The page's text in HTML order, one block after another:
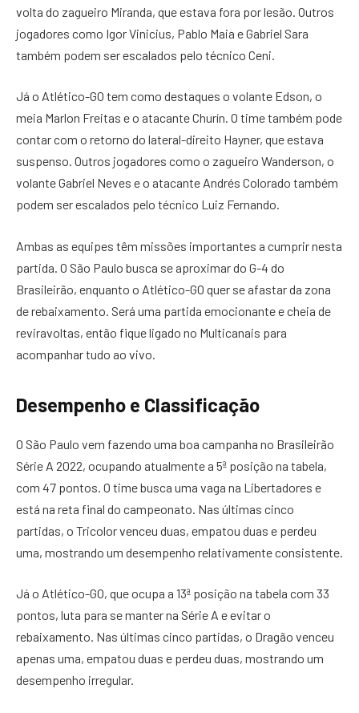
volta do zagueiro Miranda, que estava fora por lesão. Outros
jogadores como Igor Vinicius, Pablo Maia e Gabriel Sara
também podem ser escalados pelo técnico Ceni.
Já o Atlético-GO tem como destaques o volante Edson, o
meia Marlon Freitas e o atacante Churín. O time também pode
contar com o retorno do lateral-direito Hayner, que estava
suspenso. Outros jogadores como o zagueiro Wanderson, o
volante Gabriel Neves e o atacante Andrés Colorado também
podem ser escalados pelo técnico Luiz Fernando.
Ambas as equipes têm missões importantes a cumprir nesta
partida. O São Paulo busca se aproximar do G-4 do
Brasileirão, enquanto o Atlético-GO quer se afastar da zona
de rebaixamento. Será uma partida emocionante e cheia de
reviravoltas, então fique ligado no Multicanais para
acompanhar tudo ao vivo.
Desempenho e Classificação
O São Paulo vem fazendo uma boa campanha no Brasileirão
Série A 2022, ocupando atualmente a 5ª posição na tabela,
com 47 pontos. O time busca uma vaga na Libertadores e
está na reta final do campeonato. Nas últimas cinco
partidas, o Tricolor venceu duas, empatou duas e perdeu
uma, mostrando um desempenho relativamente consistente.
Já o Atlético-GO, que ocupa a 13ª posição na tabela com 33
pontos, luta para se manter na Série A e evitar o
rebaixamento. Nas últimas cinco partidas, o Dragão venceu
apenas uma, empatou duas e perdeu duas, mostrando um
desempenho irregular.